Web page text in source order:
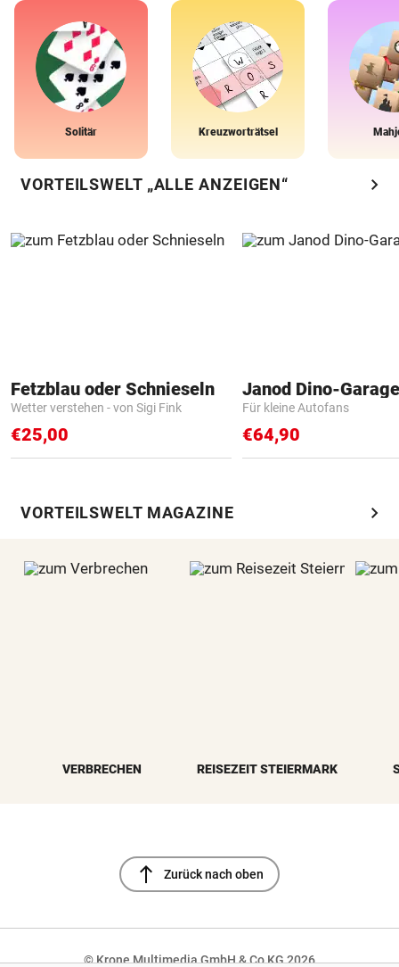
Solitär Kreuzworträtsel
VORTEILSWELT „ALLE ANZEIGEN“ chevron_right
Fetzblau oder Schnieseln
Wetter verstehen - von Sigi Fink
€25,00
Janod Dino-Garage
Für kleine Autofans
€64,90
VORTEILSWELT MAGAZINE chevron_right
VERBRECHEN REISEZEIT STEIERMARK
north Zurück nach oben
© Krone Multimedia GmbH & Co KG 2026